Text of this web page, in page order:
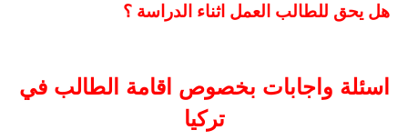
هل يحق للطالب العمل اثناء الدراسة ؟
اسئلة واجابات بخصوص اقامة الطالب في
تركيا